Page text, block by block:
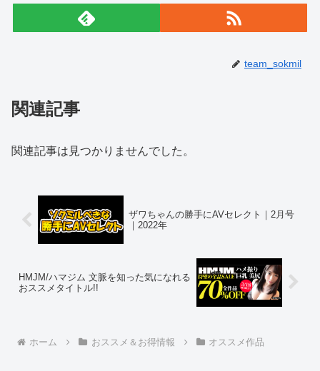
team_sokmil
関連記事
関連記事は見つかりませんでした。
ザワちゃんの勝手にAVセレクト｜2月号
｜2022年
HMJM/ハマジム 文脈を知った気になれる
おススメタイトル!!
ホーム おススメ＆お得情報 オススメ作品